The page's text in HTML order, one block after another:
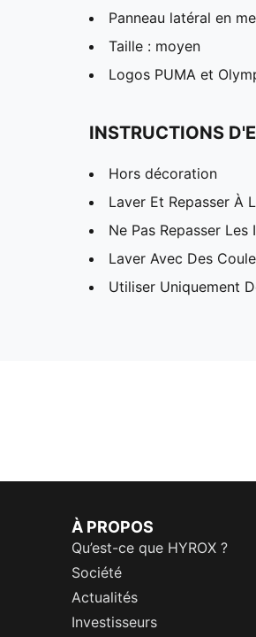
Panneau latéral en
Taille : moyen
Logos PUMA et
INSTRUCTIONS
Hors décoration
Laver Et Repasser À
Ne Pas Repasser Les
Laver Avec Des
Utiliser Uniquement
À PROPOS
Qu’est-ce que HYROX ?
Société
Actualités
Investisseurs